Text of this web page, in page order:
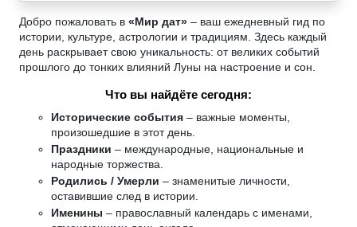
Добро пожаловать в «Мир дат» – ваш ежедневный гид по
истории, культуре, астрологии и традициям. Здесь каждый
день раскрывает свою уникальность: от великих событий
прошлого до тонких влияний Луны на настроение и сон.
Что вы найдёте сегодня:
Исторические события – важные моменты,
произошедшие в этот день.
Праздники – международные, национальные и
народные торжества.
Родились / Умерли – знаменитые личности,
оставившие след в истории.
Именины – православный календарь с именами,